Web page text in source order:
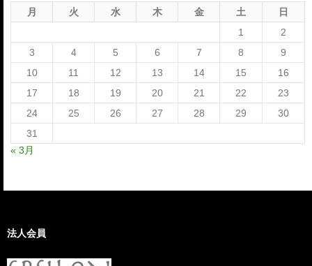
月 火 水 木 金 土
日
1
2
3
4 5 6 7 8
9
10
11 12 13 14 15
16
17
18 19 20 21 22
23
24
25 26 27 28 29
30
31
« 3月
法人会員